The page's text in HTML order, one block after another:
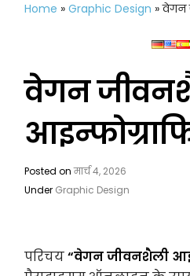
Home »Graphic Design »वेगन
वेगन
Posted onमार्च 4, 2026
Under Graphic Design
परिचय“वेगन जीवनशैली